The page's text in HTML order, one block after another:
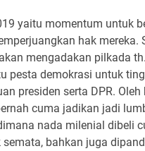
yaitu momentum untuk
hak mereka.
mengadakan pilkada
pesta demokrasi untuk
presiden serta DPR. Oleh
cuma jadikan jadi
nada milenial dibeli
bahkan juga